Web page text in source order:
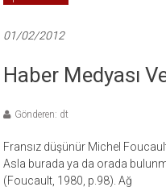
01/02/2012
Haber Medyası
Gönderen: dt
Fransız düşünür Michel
Asla burada ya da orada
(Foucault, 1980, p.98). Ağ